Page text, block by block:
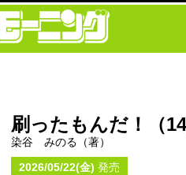
刷ったもんだ！（14
染谷 みのる（著）
2026/05/22(金) 発売